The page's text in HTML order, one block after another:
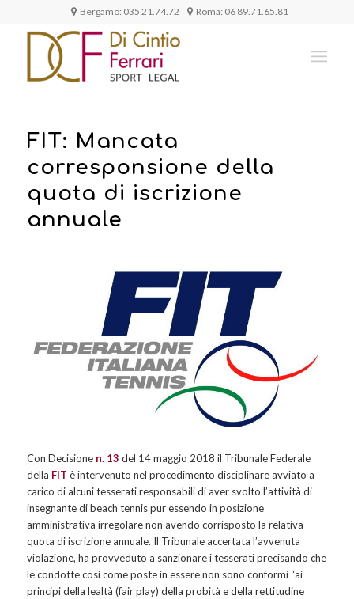
Bergamo: 035 21.74.72 Roma: 06 89.71.65.81
FIT: Mancata
corresponsione della
quota di iscrizione
annuale
Con Decisione n. 13 del 14 maggio 2018 il Tribunale Federale
della FIT è intervenuto nel procedimento disciplinare avviato a
carico di alcuni tesserati responsabili di aver svolto l’attività di
insegnante di beach tennis pur essendo in posizione
amministrativa irregolare non avendo corrisposto la relativa
quota di iscrizione annuale. Il Tribunale accertata l’avvenuta
violazione, ha provveduto a sanzionare i tesserati precisando che
le condotte così come poste in essere non sono conformi “ai
principi della lealtà (fair play) della probità e della rettitudine